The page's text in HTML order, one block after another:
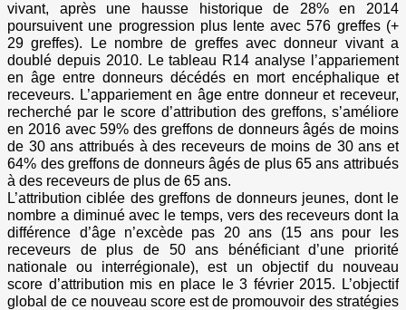
vivant, après une hausse historique de 28% en 2014
poursuivent une progression plus lente avec 576 greffes (+
29 greffes). Le nombre de greffes avec donneur vivant a
doublé depuis 2010. Le tableau R14 analyse l’appariement
en âge entre donneurs décédés en mort encéphalique et
receveurs. L’appariement en âge entre donneur et receveur,
recherché par le score d’attribution des greffons, s’améliore
en 2016 avec 59% des greffons de donneurs âgés de moins
de 30 ans attribués à des receveurs de moins de 30 ans et
64% des greffons de donneurs âgés de plus 65 ans attribués
à des receveurs de plus de 65 ans.
L’attribution ciblée des greffons de donneurs jeunes, dont le
nombre a diminué avec le temps, vers des receveurs dont la
différence d’âge n’excède pas 20 ans (15 ans pour les
receveurs de plus de 50 ans bénéficiant d’une priorité
nationale ou interrégionale), est un objectif du nouveau
score d’attribution mis en place le 3 février 2015. L’objectif
global de ce nouveau score est de promouvoir des stratégies